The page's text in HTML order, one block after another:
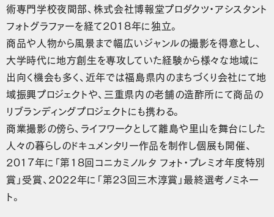
術専門学校夜間部、株式会社博報堂プロダクツ・アシスタント
フォトグラファーを経て2018年に独立。
商品や人物から風景まで幅広いジャンルの撮影を得意とし、
大学時代に地方創生を専攻していた経験から様々な地域に
出向く機会も多く、近年では福島県内のまちづくり会社にて地
域振興プロジェクトや、三重県内の老舗の造酢所にて商品の
リブランディングプロジェクトにも携わる。
商業撮影の傍ら、ライフワークとして離島や里山を舞台にした
人々の暮らしのドキュメンタリー作品を制作し個展も開催、
2017年に「第18回コニカミノルタ フォト・プレミオ年度特別
賞」受賞、2022年に「第23回三木淳賞」最終選考ノミネー
ト。